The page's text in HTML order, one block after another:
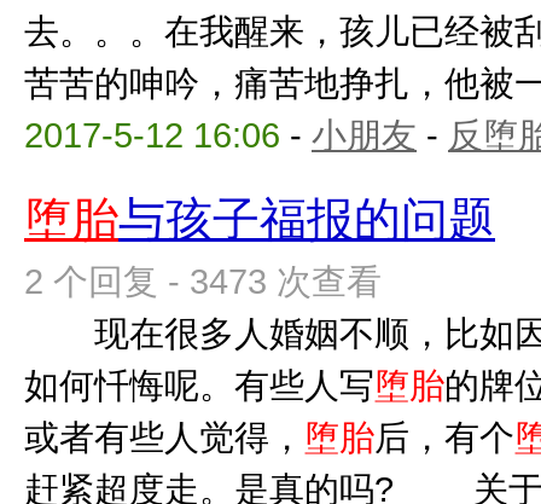
去。。。在我醒来，孩儿已经被
苦苦的呻吟，痛苦地挣扎，他被
2017-5-12 16:06 - 小朋友 - 反堕
堕胎与孩子福报的问题
2 个回复 - 3473 次查看
现在很多人婚姻不顺，比如
如何忏悔呢。有些人写堕胎的牌
或者有些人觉得， 堕胎后，有个
赶紧超度走。是真的吗? 关